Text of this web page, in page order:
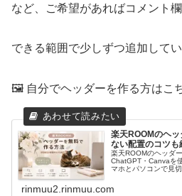
など、ご希望があればコメント
できる範囲で少しずつ追加して
🖼️ 自分でヘッダーを作る方はこ
楽天ROOMのヘ
ない配置のコツも
楽天ROOMのヘッダ
ChatGPT・Canvaを
マホとパソコンで見
rinmuu2.rinmuu.com